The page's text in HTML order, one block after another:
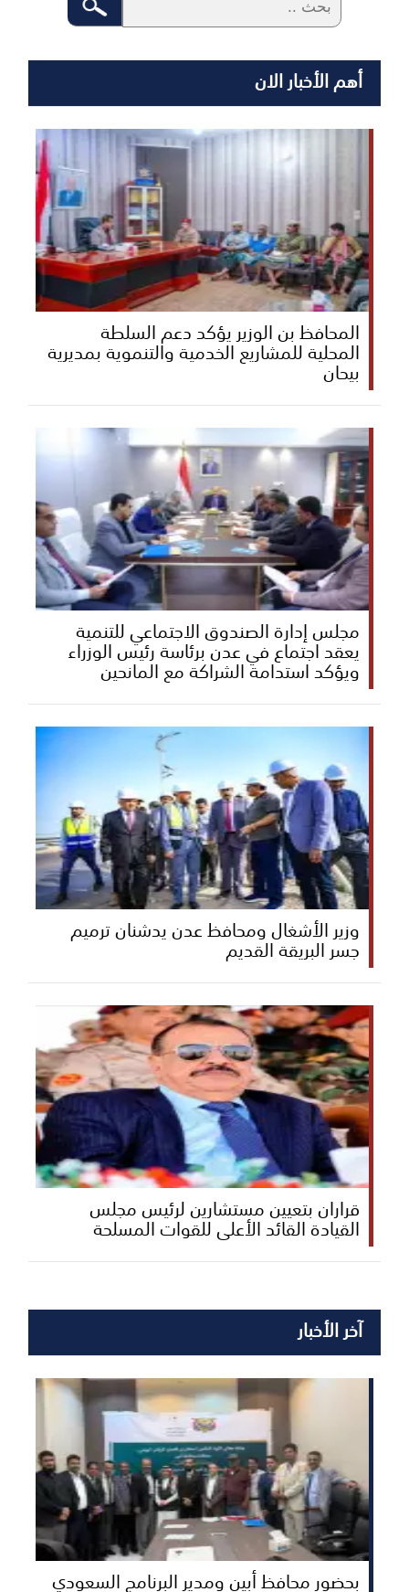
أهم الأخبار الان
المحافظ بن الوزير يؤكد دعم السلطة
المحلية للمشاريع الخدمية والتنموية بمديرية
بيحان
مجلس إدارة الصندوق الاجتماعي للتنمية
يعقد اجتماع في عدن برئاسة رئيس الوزراء
ويؤكد استدامة الشراكة مع المانحين
وزير الأشغال ومحافظ عدن يدشنان ترميم
جسر البريقة القديم
قراران بتعيين مستشارين لرئيس مجلس
القيادة القائد الأعلى للقوات المسلحة
آخر الأخبار
بحضور محافظ أبين ومدير البرنامج السعودي